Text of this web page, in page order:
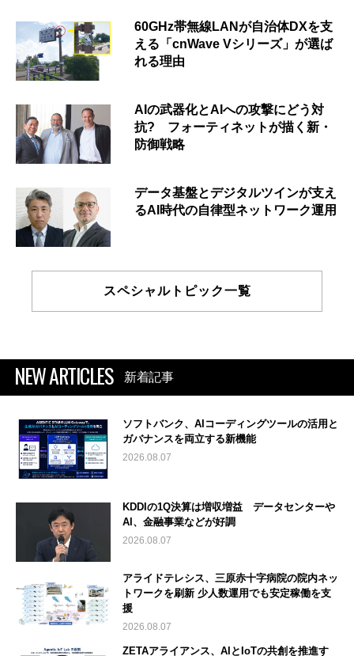
60GHz帯無線LANが自治体DXを支
える「cnWave Vシリーズ」が選ば
れる理由
AIの武器化とAIへの攻撃にどう対
抗? フォーティネットが描く新・
防御戦略
データ基盤とデジタルツインが支え
るAI時代の自律型ネットワーク運用
スペシャルトピック一覧
NEW ARTICLES 新着記事
ソフトバンク、AIコーディングツールの活用と
ガバナンスを両立する新機能
2026.08.07
KDDIの1Q決算は増収増益 データセンターや
AI、金融事業などが好調
2026.08.07
アライドテレシス、三原赤十字病院の院内ネッ
トワークを刷新 少人数運用でも安定稼働を支
援
2026.08.07
ZETAアライアンス、AIとIoTの共創を推進す